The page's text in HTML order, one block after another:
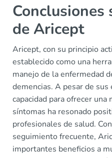
Conclusiones
de Aricept
Aricept, con su principio
establecido como una
manejo de la enfermedad
demencias. A pesar de
capacidad para ofrecer
síntomas ha resonado
profesionales de salud.
seguimiento frecuente,
importantes beneficios a